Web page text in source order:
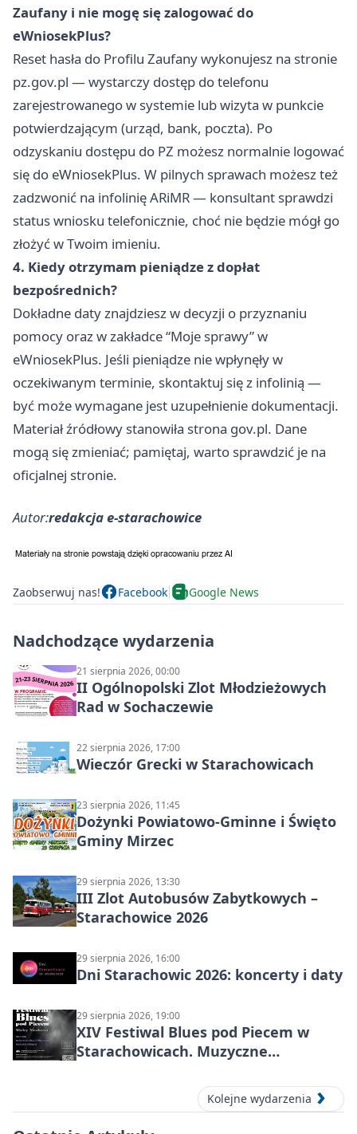
Zaufany i nie mogę się zalogować do
eWniosekPlus?
Reset hasła do Profilu Zaufany wykonujesz na stronie
pz.gov.pl — wystarczy dostęp do telefonu
zarejestrowanego w systemie lub wizyta w punkcie
potwierdzającym (urząd, bank, poczta). Po
odzyskaniu dostępu do PZ możesz normalnie logować
się do eWniosekPlus. W pilnych sprawach możesz też
zadzwonić na infolinię ARiMR — konsultant sprawdzi
status wniosku telefonicznie, choć nie będzie mógł go
złożyć w Twoim imieniu.
4. Kiedy otrzymam pieniądze z dopłat
bezpośrednich?
Dokładne daty znajdziesz w decyzji o przyznaniu
pomocy oraz w zakładce “Moje sprawy” w
eWniosekPlus. Jeśli pieniądze nie wpłynęły w
oczekiwanym terminie, skontaktuj się z infolinią —
być może wymagane jest uzupełnienie dokumentacji.
Materiał źródłowy stanowiła strona gov.pl. Dane
mogą się zmieniać; pamiętaj, warto sprawdzić je na
oficjalnej stronie.
Autor:redakcja e-starachowice
Zaobserwuj nas! Facebook Google News
Nadchodzące wydarzenia
21 sierpnia 2026, 00:00
II Ogólnopolski Zlot Młodzieżowych
Rad w Sochaczewie
22 sierpnia 2026, 17:00
Wieczór Grecki w Starachowicach
23 sierpnia 2026, 11:45
Dożynki Powiatowo-Gminne i Święto
Gminy Mirzec
29 sierpnia 2026, 13:30
III Zlot Autobusów Zabytkowych –
Starachowice 2026
29 sierpnia 2026, 16:00
Dni Starachowic 2026: koncerty i daty
29 sierpnia 2026, 19:00
XIV Festiwal Blues pod Piecem w
Starachowicach. Muzyczne
blues w zabytkowej hucieKolejne wydarzenia